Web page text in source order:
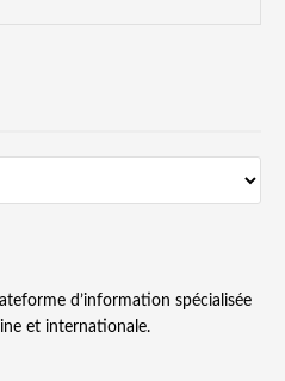
d’information spécialisée
et internationale.